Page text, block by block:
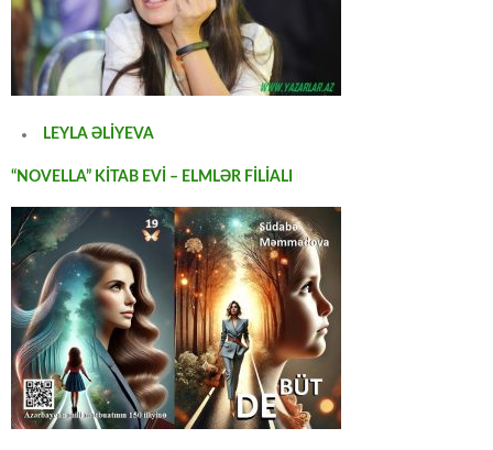
LEYLA ƏLİYEVA
“NOVELLA” KİTAB EVİ – ELMLƏR FİLİALI